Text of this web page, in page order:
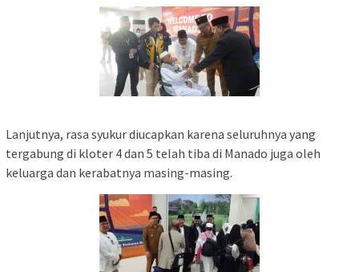
Lanjutnya, rasa syukur diucapkan karena seluruhnya yang
tergabung di kloter 4 dan 5 telah tiba di Manado juga oleh
keluarga dan kerabatnya masing-masing.